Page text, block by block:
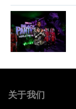
关于我们